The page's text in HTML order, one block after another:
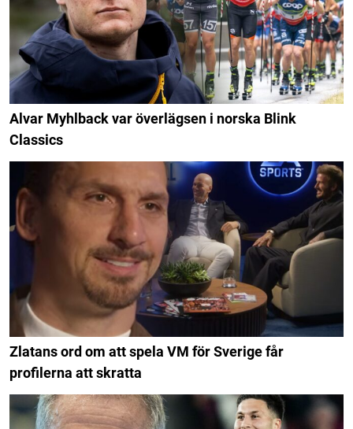
Alvar Myhlback var överlägsen i norska Blink
Classics
Zlatans ord om att spela VM för Sverige får
profilerna att skratta